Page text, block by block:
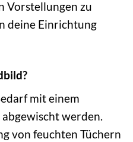
Vorstellungen zu
deine Einrichtung
mit einem
werden.
von feuchten Tüchern